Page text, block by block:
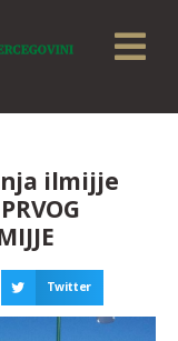
ilmijje
Twitter